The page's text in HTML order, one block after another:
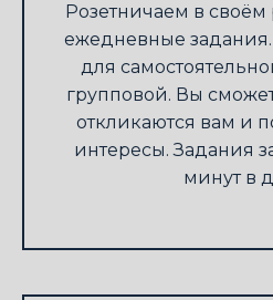
Розетничаем в
ежедневные
для
групповой. Вы
откликаются вам и
интересы. Задания
минут в